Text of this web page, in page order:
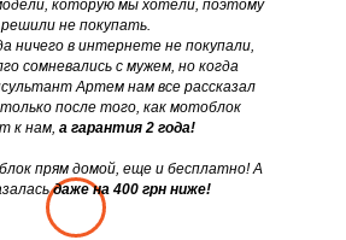
которую мы хотели, поэтому
решили не покупать.
ничего в интернете не покупали,
сомневались с мужем, но когда
Артем нам все рассказал
после того, как мотоблок
к нам, а гарантия 2 года!
прям домой, еще и бесплатно! А
даже на 400 грн ниже!